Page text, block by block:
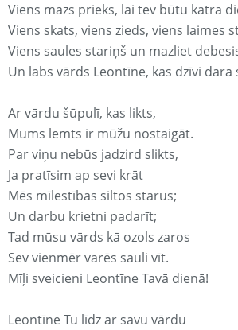
Viens mazs prieks, lai tev būtu katra
Viens skats, viens zieds, viens laimes
Viens saules stariņš un mazliet
Un labs vārds Leontīne, kas dzīvi dara
Ar vārdu šūpulī, kas likts,
Mums lemts ir mūžu nostaigāt.
Par viņu nebūs jadzird slikts,
Ja pratīsim ap sevi krāt
Mēs mīlestības siltos starus;
Un darbu krietni padarīt;
Tad mūsu vārds kā ozols zaros
Sev vienmēr varēs sauli vīt.
Mīļi sveicieni Leontīne Tavā dienā!
Leontīne Tu līdz ar savu vārdu